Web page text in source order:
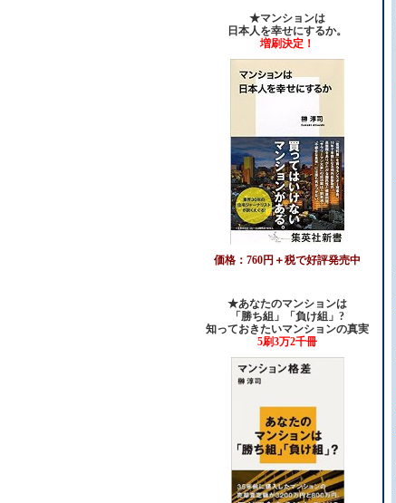
★マンションは
日本人を幸せにするか。
増刷決定！
価格：760円＋税で好評発売中
★あなたのマンションは
「勝ち組」「負け組」?
知っておきたいマンションの真実
5刷3万2千冊